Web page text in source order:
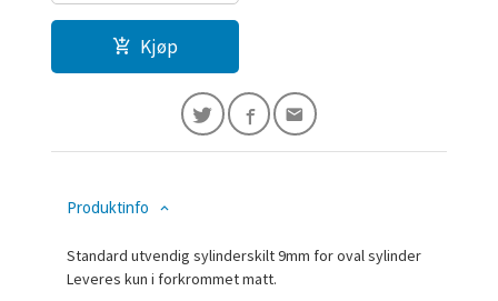
Kjøp
Produktinfo
Standard utvendig sylinderskilt 9mm for oval sylinder
Leveres kun i forkrommet matt.